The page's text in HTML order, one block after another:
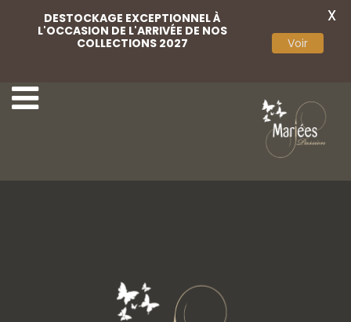
DESTOCKAGE EXCEPTIONNEL À
L'OCCASION DE L'ARRIVÉE DE NOS
COLLECTIONS 2027
Voir
X